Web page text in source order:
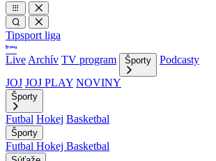
Tipsport liga
Live Archív TV program Športy
Podcasty
JOJ JOJ PLAY NOVINY
Športy
Futbal Hokej Basketbal
Športy
Futbal Hokej Basketbal